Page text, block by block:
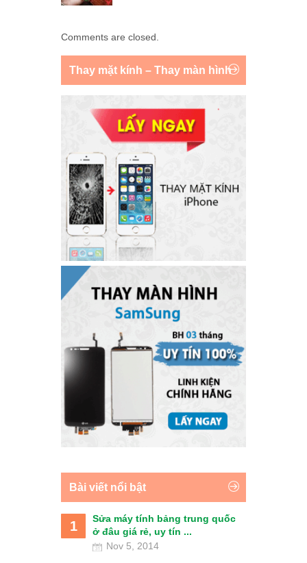
Comments are closed.
Thay mặt kính – Thay màn hình
Bài viết nổi bật
1
Sửa máy tính bảng trung quốc
ở đâu giá rẻ, uy tín ...
Nov 5, 2014